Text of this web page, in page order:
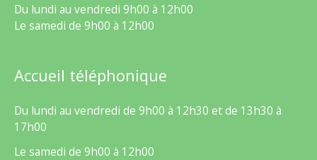
Du lundi au vendredi 9h00 à 12h00
Le samedi de 9h00 à 12h00
Accueil téléphonique
Du lundi au vendredi de 9h00 à 12h30 et de 13h30 à
17h00
Le samedi de 9h00 à 12h00